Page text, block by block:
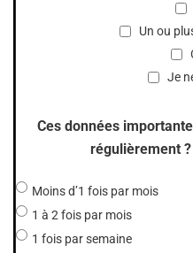
Un ou
Je
Ces données
régulièrement
Moins d’1 fois par mois
1 à 2 fois par mois
1 fois par semaine